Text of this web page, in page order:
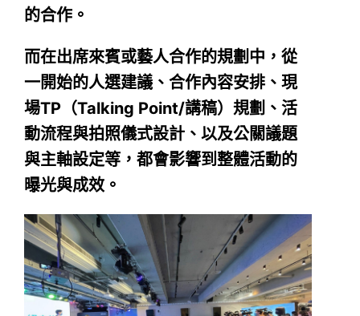
的合作。
而在出席來賓或藝人合作的規劃中，從
一開始的人選建議、合作內容安排、現
場TP（Talking Point/講稿）規劃、活
動流程與拍照儀式設計、以及公關議題
與主軸設定等，都會影響到整體活動的
曝光與成效。